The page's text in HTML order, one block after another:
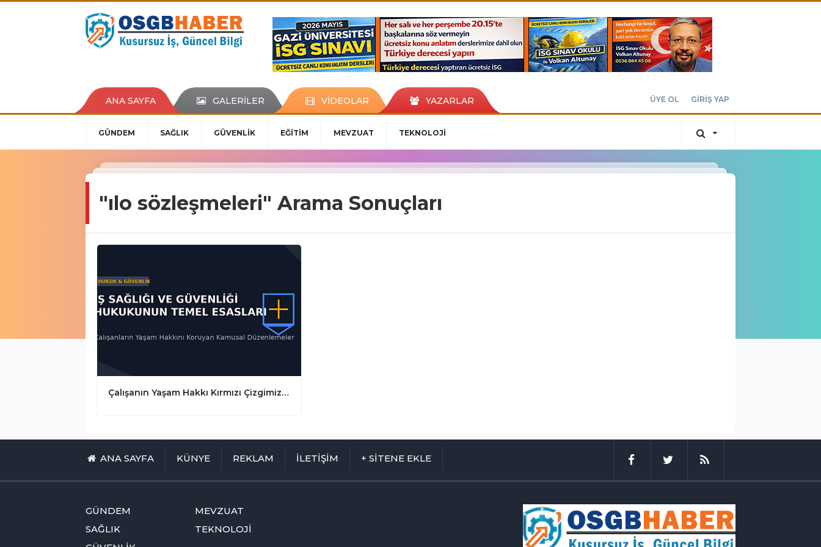
ANA SAYFA GALERİLER VİDEOLAR YAZARLAR ÜYE OL GİRİŞ YAP
GÜNDEM SAĞLIK GÜVENLİK EĞİTİM MEVZUAT TEKNOLOJİ
"ılo sözleşmeleri" Arama Sonuçları
Çalışanın Yaşam Hakkı Kırmızı Çizgimiz! İşte İş Sağlığı ve Güvenliği Hukukunun Bilinmeyen Temel Nitelikleri
ANA SAYFA KÜNYE REKLAM İLETİŞİM + SİTENE EKLE
GÜNDEM
SAĞLIK
MEVZUAT
TEKNOLOJİ